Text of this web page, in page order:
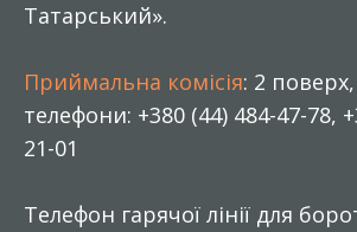
Татарський».
Приймальна комісія: 2
телефони: +380 (44) 484-47-78,
21-01
Телефон гарячої лінії для